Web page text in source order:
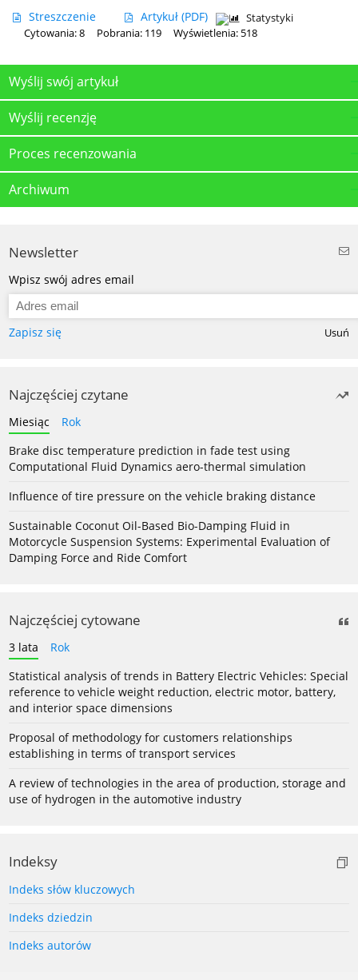
Streszczenie Artykuł (PDF)
Statystyki
Cytowania: 8
Pobrania: 119 Wyświetlenia: 518
Wyślij swój artykuł
Wyślij recenzję
Proces recenzowania
Archiwum
Newsletter
Wpisz swój adres email
Zapisz się Usuń
Najczęściej czytane
Miesiąc
Rok
Brake disc temperature prediction in fade test using
Computational Fluid Dynamics aero-thermal simulation
Influence of tire pressure on the vehicle braking distance
Sustainable Coconut Oil-Based Bio-Damping Fluid in
Motorcycle Suspension Systems: Experimental Evaluation of
Damping Force and Ride Comfort
Najczęściej cytowane
3 lata
Rok
Statistical analysis of trends in Battery Electric Vehicles: Special
reference to vehicle weight reduction, electric motor, battery,
and interior space dimensions
Proposal of methodology for customers relationships
establishing in terms of transport services
A review of technologies in the area of production, storage and
use of hydrogen in the automotive industry
Indeksy
Indeks słów kluczowych
Indeks dziedzin
Indeks autorów